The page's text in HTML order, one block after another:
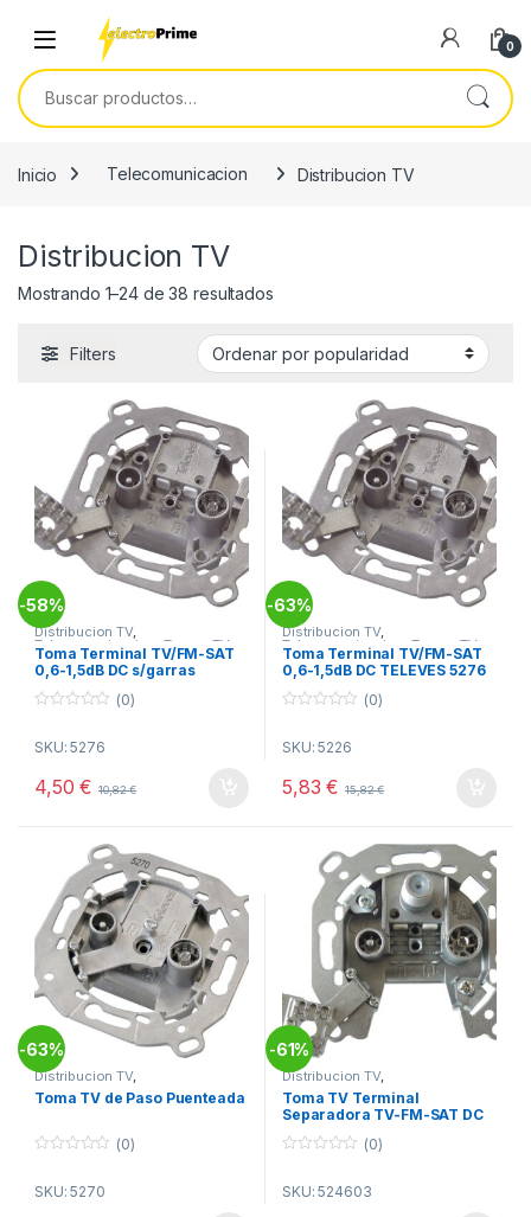
Skip to navigation
Skip to content
0
Buscar por:
Inicio Telecomunicacion Distribucion TV
Distribucion TV
Mostrando 1–24 de 38 resultadosOrdenado por popularidad
Filters
-58%
Distribucion TV,
Telecomunicacion,Tomas TV
Toma Terminal TV/FM-SAT
0,6-1,5dB DC s/garras
TELEVES 5276
u
f
(0)
SKU: 5276
4,50€ 10,82€
-63%
Distribucion TV,
Telecomunicacion,Tomas TV
Toma Terminal TV/FM-SAT
0,6-1,5dB DC TELEVES 5276
u
f
(0)
SKU: 5226
5,83€ 15,82€
-63%
Distribucion TV,
Telecomunicacion Tomas TV
Toma TV de Paso Puenteada
u
(0)
SKU: 5270
-61%
Distribucion TV,
Telecomunicacion Tomas TV
Toma TV Terminal
Separadora TV-FM-SAT DC
u
(0)
SKU: 524603